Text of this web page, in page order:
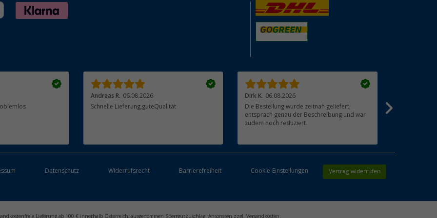
Andreas R. 06.08.2026
Schnelle Lieferung,guteQualität
Dirk K. 06.08.2026
Die Bestellung wurde zeitnah geliefert,
entsprach genau der Beschreibung und war
zudem noch reduziert.
Datenschutz Widerrufsrecht Barrierefreiheit Cookie-Einstellungen Vertrag widerrufen
Lieferung ab 100 € innerhalb Österreich, ausgenommen Sperrgutzuschlag. Ansonsten zzgl. Versandkosten.